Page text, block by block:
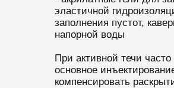
эластичной
заполнения пустот,
напорной воды
При активной течи
основное
компенсировать